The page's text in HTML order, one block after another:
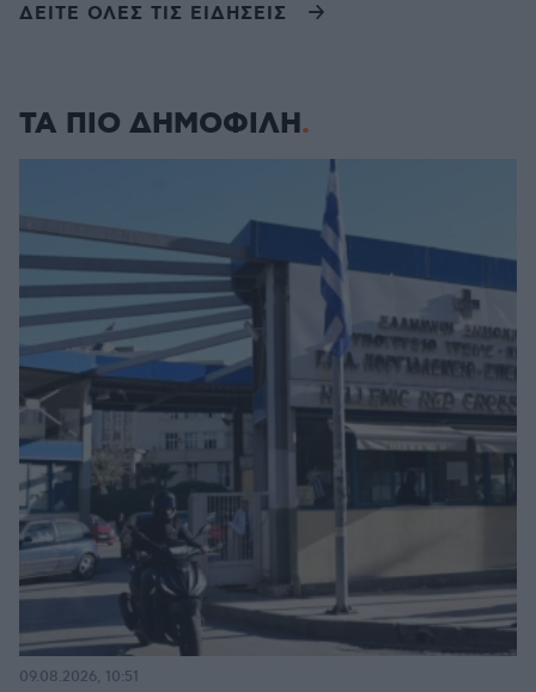
ΔΕΙΤΕ ΟΛΕΣ ΤΙΣ ΕΙΔΗΣΕΙΣ
ΤΑ ΠΙΟ ΔΗΜΟΦΙΛΗ
09.08.2026, 10:51